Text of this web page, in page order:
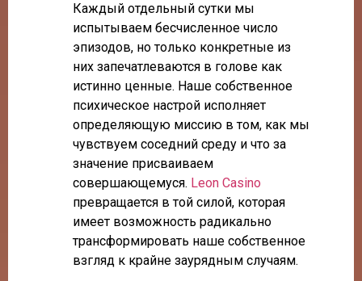
Каждый отдельный сутки мы
испытываем бесчисленное число
эпизодов, но только конкретные из
них запечатлеваются в голове как
истинно ценные. Наше собственное
психическое настрой исполняет
определяющую миссию в том, как мы
чувствуем соседний среду и что за
значение присваиваем
совершающемуся. Leon Casino
превращается в той силой, которая
имеет возможность радикально
трансформировать наше собственное
взгляд к крайне заурядным случаям.